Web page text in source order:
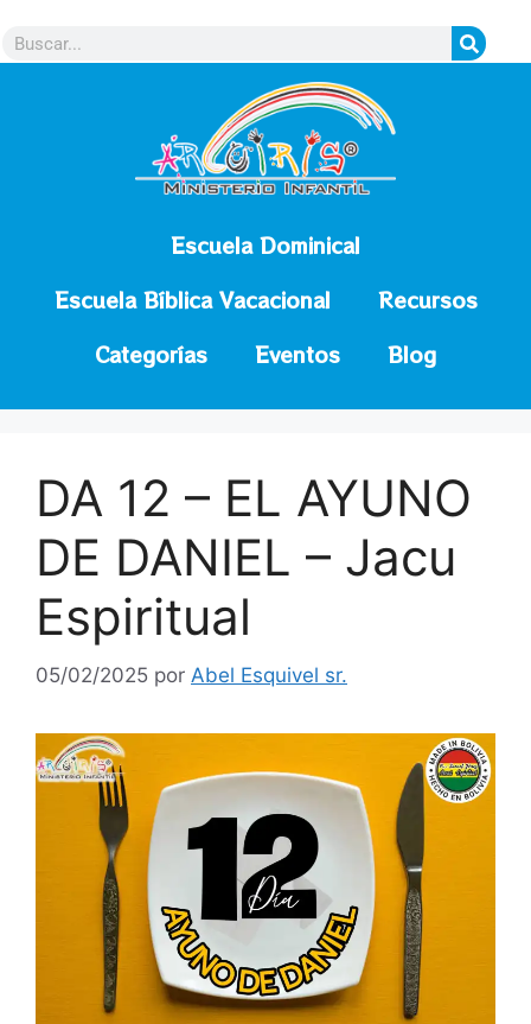
Escuela Dominical
Escuela Bíblica Vacacional
Recursos
Categorías
Eventos Blog
DA 12 – EL AYUNO
DE DANIEL – Jacu
Espiritual
05/02/2025 por Abel Esquivel sr.